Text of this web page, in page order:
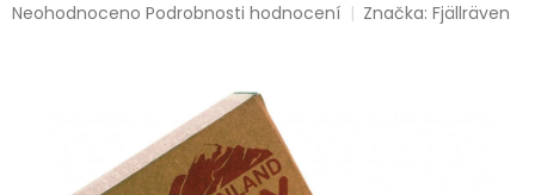
Průměrné
Neohodnoceno Podrobnosti hodnocení Značka:Fjällräven